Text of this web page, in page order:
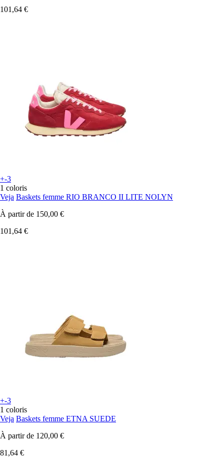
101,64 €
+-3
1 coloris
Veja Baskets femme RIO BRANCO II LITE NOLYN
À partir de 150,00 €
101,64 €
+-3
1 coloris
Veja Baskets femme ETNA SUEDE
À partir de 120,00 €
81,64 €